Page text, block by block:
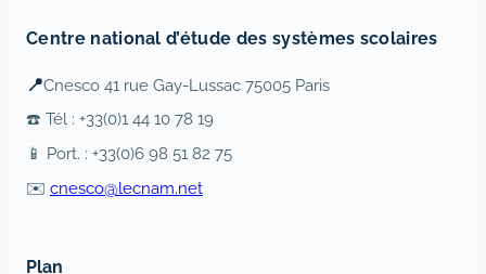
Centre national d’étude des systèmes scolaires
📍Cnesco 41 rue Gay-Lussac 75005 Paris
☎️ Tél : +33(0)1 44 10 78 19
📱 Port. : +33(0)6 98 51 82 75
✉️ cnesco@lecnam.net
Plan